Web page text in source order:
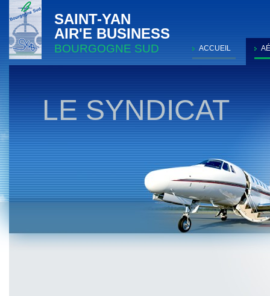
SAINT-YAN
AIR'E BUSINESS
BOURGOGNE SUD ACCUEIL
LE SYNDICAT